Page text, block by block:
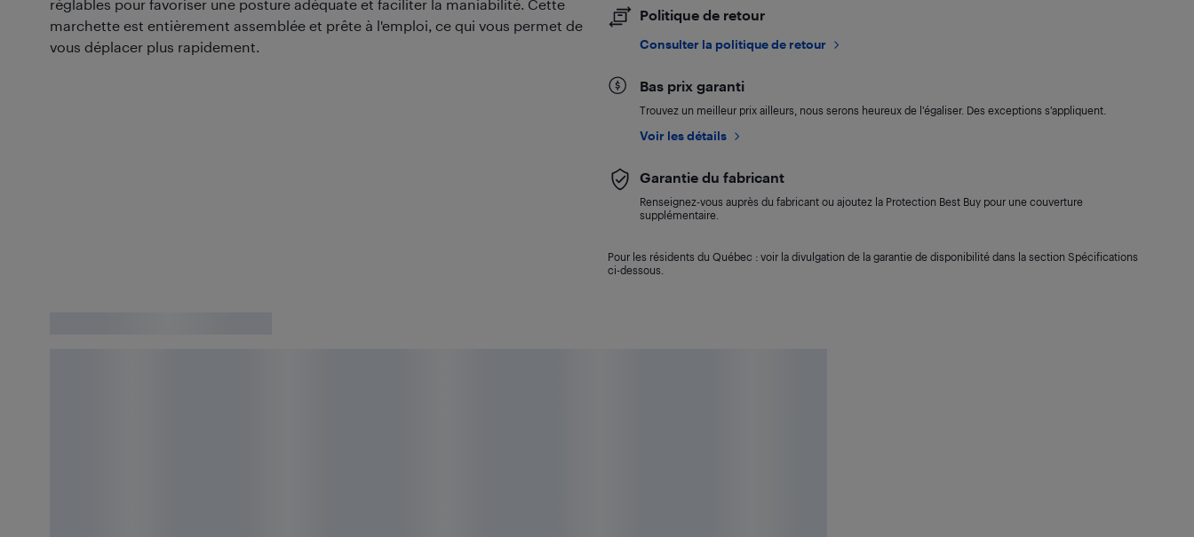
réglables pour favoriser une posture adéquate et faciliter la maniabilité. Cette
marchette est entièrement assemblée et prête à l'emploi, ce qui vous permet de
vous déplacer plus rapidement.
Politique de retour
Consulter la politique de retour
Bas prix garanti
Trouvez un meilleur prix ailleurs, nous serons heureux de l’égaliser. Des exceptions s’appliquent.
Voir les détails
Garantie du fabricant
Renseignez-vous auprès du fabricant ou ajoutez la Protection Best Buy pour une couverture
supplémentaire.
Pour les résidents du Québec : voir la divulgation de la garantie de disponibilité dans la section Spécifications
ci-dessous.